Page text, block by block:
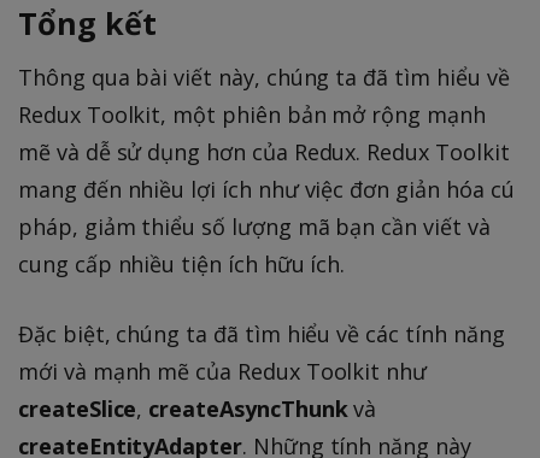
Tổng kết
Thông qua bài viết này, chúng ta đã tìm hiểu về
Redux Toolkit, một phiên bản mở rộng mạnh
mẽ và dễ sử dụng hơn của Redux. Redux Toolkit
mang đến nhiều lợi ích như việc đơn giản hóa cú
pháp, giảm thiểu số lượng mã bạn cần viết và
cung cấp nhiều tiện ích hữu ích.
Đặc biệt, chúng ta đã tìm hiểu về các tính năng
mới và mạnh mẽ của Redux Toolkit như
createSlice, createAsyncThunk và
createEntityAdapter. Những tính năng này